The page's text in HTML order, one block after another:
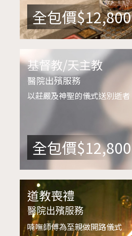
全包價$12,800
基督教/天主教
醫院出殯服務
以莊嚴及神聖的儀式送別逝者
全包價$12,800
道教喪禮
醫院出殯服務
喃嘸師傅為至親做開路儀式